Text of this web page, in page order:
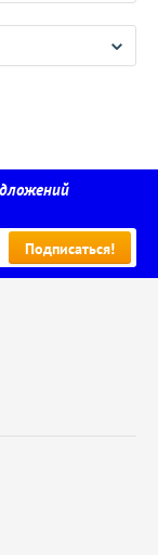
Подписаться!